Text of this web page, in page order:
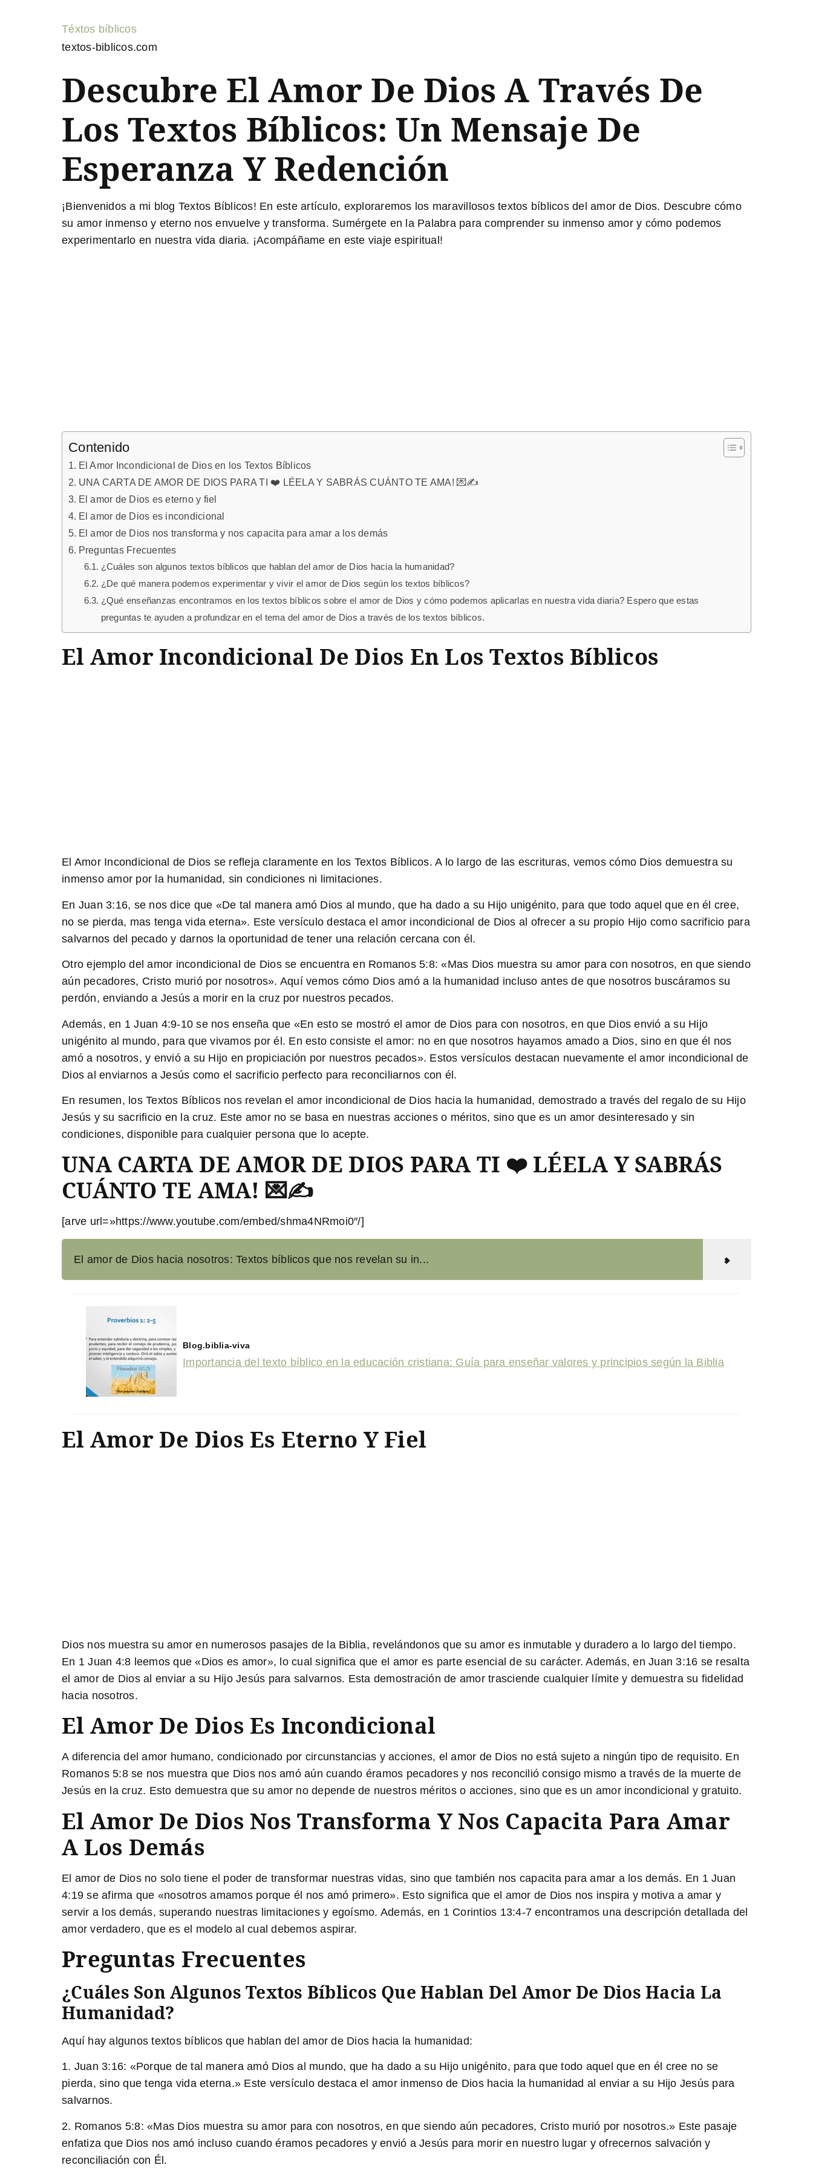
Téxtos bíblicos
textos-biblicos.com
Descubre El Amor De Dios A Través De
Los Textos Bíblicos: Un Mensaje De
Esperanza Y Redención
¡Bienvenidos a mi blog Textos Bíblicos! En este artículo, exploraremos los maravillosos textos bíblicos del amor de Dios. Descubre cómo
su amor inmenso y eterno nos envuelve y transforma. Sumérgete en la Palabra para comprender su inmenso amor y cómo podemos
experimentarlo en nuestra vida diaria. ¡Acompáñame en este viaje espiritual!
Contenido
El Amor Incondicional de Dios en los Textos Bíblicos
UNA CARTA DE AMOR DE DIOS PARA TI ❤️ LÉELA Y SABRÁS CUÁNTO TE AMA! 💌✍️
El amor de Dios es eterno y fiel
El amor de Dios es incondicional
El amor de Dios nos transforma y nos capacita para amar a los demás
Preguntas Frecuentes
¿Cuáles son algunos textos bíblicos que hablan del amor de Dios hacia la humanidad?
¿De qué manera podemos experimentar y vivir el amor de Dios según los textos bíblicos?
¿Qué enseñanzas encontramos en los textos bíblicos sobre el amor de Dios y cómo podemos aplicarlas en nuestra vida diaria? Espero que estas
preguntas te ayuden a profundizar en el tema del amor de Dios a través de los textos bíblicos.
El Amor Incondicional De Dios En Los Textos Bíblicos
El Amor Incondicional de Dios se refleja claramente en los Textos Bíblicos. A lo largo de las escrituras, vemos cómo Dios demuestra su
inmenso amor por la humanidad, sin condiciones ni limitaciones.
En Juan 3:16, se nos dice que «De tal manera amó Dios al mundo, que ha dado a su Hijo unigénito, para que todo aquel que en él cree,
no se pierda, mas tenga vida eterna». Este versículo destaca el amor incondicional de Dios al ofrecer a su propio Hijo como sacrificio para
salvarnos del pecado y darnos la oportunidad de tener una relación cercana con él.
Otro ejemplo del amor incondicional de Dios se encuentra en Romanos 5:8: «Mas Dios muestra su amor para con nosotros, en que siendo
aún pecadores, Cristo murió por nosotros». Aquí vemos cómo Dios amó a la humanidad incluso antes de que nosotros buscáramos su
perdón, enviando a Jesús a morir en la cruz por nuestros pecados.
Además, en 1 Juan 4:9-10 se nos enseña que «En esto se mostró elamor de Dios para con nosotros, en que Dios envió a su Hijo
unigénito al mundo, para que vivamos por él. En esto consiste el amor: no en que nosotros hayamos amado a Dios, sino en que él nos
amó a nosotros, y envió a su Hijo en propiciación por nuestros pecados». Estos versículos destacan nuevamente el amor incondicional de
Dios al enviarnos a Jesús como el sacrificio perfecto para reconciliarnos con él.
En resumen, los Textos Bíblicos nos revelan el amor incondicional de Dios hacia la humanidad, demostrado a través del regalo de su Hijo
Jesús y su sacrificio en la cruz. Este amor no se basa en nuestras acciones o méritos, sino que es un amor desinteresado y sin
condiciones, disponible para cualquier persona que lo acepte.
UNA CARTA DE AMOR DE DIOS PARA TI ❤️ LÉELA Y SABRÁS
CUÁNTO TE AMA! 💌✍️
[arve url=»https://www.youtube.com/embed/shma4NRmoi0″/]
El amor de Dios hacia nosotros: Textos bíblicos que nos revelan su in...
Blog.biblia-viva
Importancia del texto bíblico en la educación cristiana: Guía para enseñar valores y principios según la Biblia
El Amor De Dios Es Eterno Y Fiel
Dios nos muestra su amor en numerosos pasajes de la Biblia, revelándonos que su amor es inmutable y duradero a lo largo del tiempo.
En 1 Juan 4:8 leemos que «Dios es amor», lo cual significa que el amor es parte esencial de su carácter. Además, en Juan 3:16 se resalta
el amor de Dios al enviar a su Hijo Jesús para salvarnos. Esta demostración de amor trasciende cualquier límite y demuestra su fidelidad
hacia nosotros.
El Amor De Dios Es Incondicional
A diferencia del amor humano, condicionado por circunstancias y acciones, el amor de Dios no está sujeto a ningún tipo de requisito. En
Romanos 5:8se nos muestra que Dios nos amó aún cuando éramos pecadores y nos reconcilió consigo mismo a través de la muerte de
Jesús en la cruz. Esto demuestra que su amor no depende de nuestros méritos o acciones, sino que es un amor incondicional y gratuito.
El Amor De Dios Nos Transforma Y Nos Capacita Para Amar
A Los Demás
El amor de Dios no solo tiene el poder de transformar nuestras vidas, sino que también nos capacita para amar a los demás. En 1 Juan
4:19 se afirma que «nosotros amamos porque él nos amó primero». Esto significa que el amor de Dios nos inspira y motiva a amar y
servir a los demás, superando nuestras limitaciones y egoísmo. Además, en 1 Corintios 13:4-7 encontramos una descripción detallada del
amor verdadero, que es el modelo al cual debemos aspirar.
Preguntas Frecuentes
¿Cuáles Son Algunos Textos Bíblicos Que Hablan Del Amor De Dios Hacia La
Humanidad?
Aquí hay algunos textos bíblicos que hablan del amor de Dios hacia la humanidad:
1. Juan 3:16: «Porque de tal manera amó Dios al mundo, que ha dado a su Hijo unigénito, para que todo aquel que en él cree no se
pierda, sino que tenga vida eterna.» Este versículo destaca el amor inmenso de Dios hacia la humanidad al enviar a su Hijo Jesús para
salvarnos.
2. Romanos 5:8: «Mas Dios muestra su amor para con nosotros, en que siendo aún pecadores, Cristo murió por nosotros.» Este pasaje
enfatiza que Dios nos amó incluso cuando éramos pecadores y envió a Jesús para morir en nuestro lugar y ofrecernos salvación y
reconciliación con Él.